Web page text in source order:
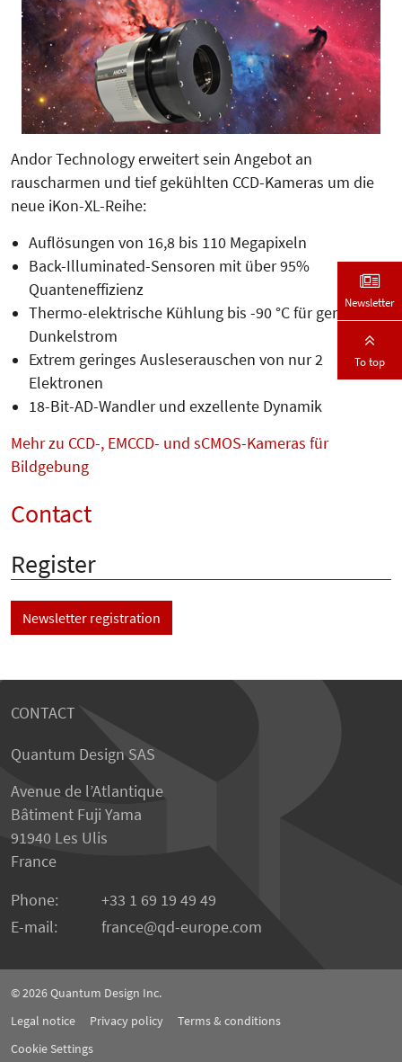
Andor Technology erweitert sein Angebot an
rauscharmen und tief gekühlten CCD-Kameras um die
neue iKon-XL-Reihe:
Auflösungen von 16,8 bis 110 Megapixeln
Back-Illuminated-Sensoren mit über 95%
Quanteneffizienz
Thermo-elektrische Kühlung bis -90 °C für geringen
Dunkelstrom
Extrem geringes Ausleserauschen von nur 2
Elektronen
18-Bit-AD-Wandler und exzellente Dynamik
Mehr zu CCD-, EMCCD- und sCMOS-Kameras für
Bildgebung
Contact
Register
Newsletter registration
CONTACT
Quantum Design SAS
Avenue de l’Atlantique
Bâtiment Fuji Yama
91940 Les Ulis
France
Phone:
+33 1 69 19 49 49
E-mail:
france qd-europe.com
© 2026Quantum Design Inc.
Legal notice
Privacy policy
Terms & conditions
Cookie Settings
Newsletter
To top